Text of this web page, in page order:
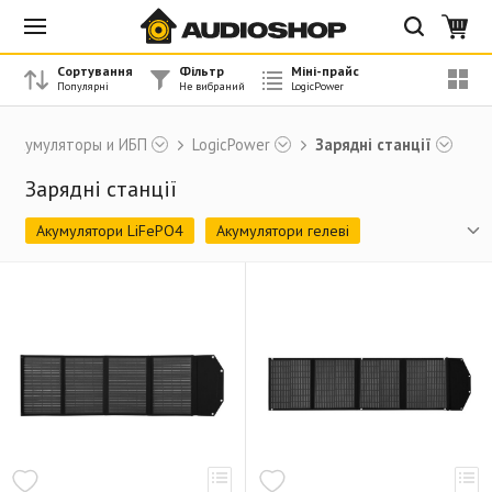
Аккумуляторы и ИБП LogicPower Зарядні станції
Зарядні станції
Акумулятори LiFePO4
Акумулятори гелеві
Джерела безперебійного живлення для роутера
ДБЖ (лінійно-інтерактивний)
ДБЖ (smart-online)
Сортування Фільтр Міні-прайс